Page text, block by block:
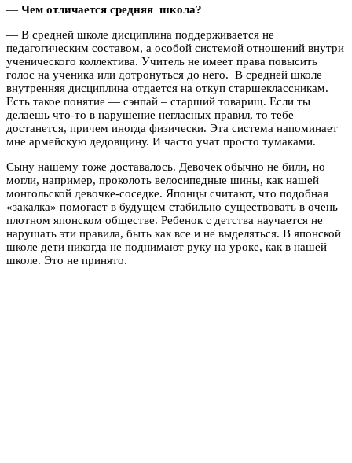
— Чем отличается средняя школа?
— В средней школе дисциплина поддерживается не
педагогическим составом, а особой системой отношений внутри
ученического коллектива. Учитель не имеет права повысить
голос на ученика или дотронуться до него. В средней школе
внутренняя дисциплина отдается на откуп старшеклассникам.
Есть такое понятие — сэнпай – старший товарищ. Если ты
делаешь что-то в нарушение негласных правил, то тебе
достанется, причем иногда физически. Эта система напоминает
мне армейскую дедовщину. И часто учат просто тумаками.
Сыну нашему тоже доставалось. Девочек обычно не били, но
могли, например, проколоть велосипедные шины, как нашей
монгольской девочке-соседке. Японцы считают, что подобная
«закалка» помогает в будущем стабильно существовать в очень
плотном японском обществе. Ребенок с детства научается не
нарушать эти правила, быть как все и не выделяться. В японской
школе дети никогда не поднимают руку на уроке, как в нашей
школе. Это не принято.